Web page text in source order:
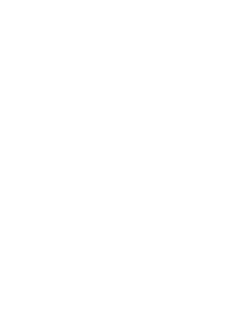
„În plină perioadă electorală,
Platforme obscure, pagini
sondaje, care de fapt sunt niște
opiniile cetățenilor. De ce sunt
cifre. Acestea pot atât să
promovarea unor narative și
opinie reprezintă un instrument
electoral, sunt strict reglementate
Problema este că multe dintre
parte dintre acestea au fost
observare a alegerilor
implicării autorităților pentru a
urmăresc”, se mai arată în Raportul